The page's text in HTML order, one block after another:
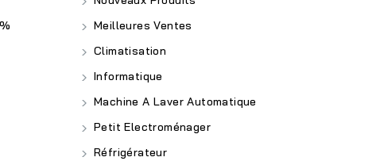
Meilleures Ventes
Climatisation
Informatique
Machine A Laver Automatique
Petit Electroménager
Réfrigérateur